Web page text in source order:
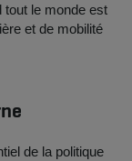
tout le monde est
et de mobilité
de la politique